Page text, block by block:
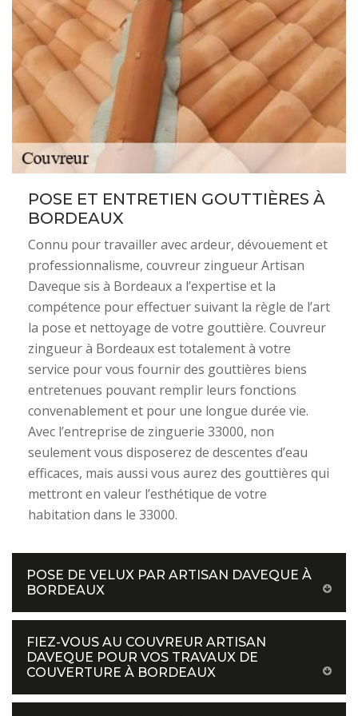
POSE ET ENTRETIEN GOUTTIÈRES À
BORDEAUX
Connu pour travailler avec ardeur, dévouement et
professionnalisme, couvreur zingueur Artisan
Daveque sis à Bordeaux a l’expertise et la
compétence pour effectuer suivant la règle de l’art
la pose et nettoyage de votre gouttière. Couvreur
zingueur à Bordeaux est totalement à votre
service pour vous fournir des gouttières biens
entretenues pouvant remplir leurs fonctions
convenablement et pour une longue durée vie.
Avec l’entreprise de zinguerie 33000, non
seulement vous disposerez de descentes d’eau
efficaces, mais aussi vous aurez des gouttières qui
mettront en valeur l’esthétique de votre
habitation dans le 33000.
POSE DE VELUX PAR ARTISAN DAVEQUE À
BORDEAUX
FIEZ-VOUS AU COUVREUR ARTISAN
DAVEQUE POUR VOS TRAVAUX DE
COUVERTURE À BORDEAUX